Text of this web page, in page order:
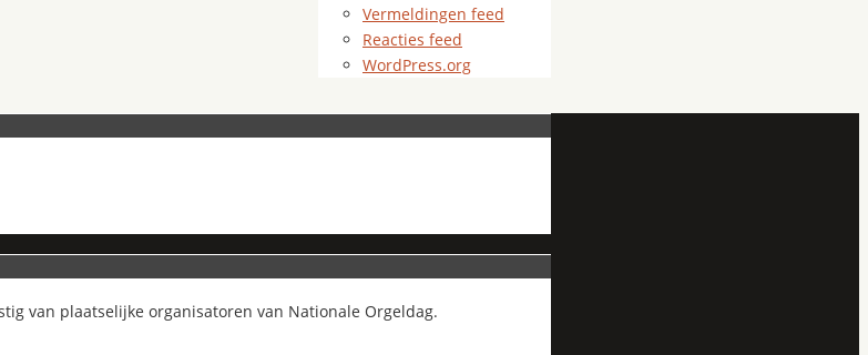
Vermeldingen feed
Reacties feed
WordPress.org
van plaatselijke organisatoren van Nationale Orgeldag.